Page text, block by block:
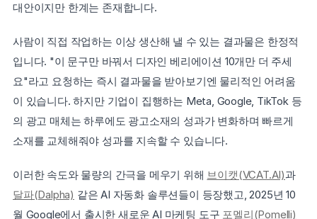
대안이지만 한계는 존재합니다.
사람이 직접 작업하는 이상 생산해 낼 수 있는 결과물은 한정적
입니다. "이 문구만 바꿔서 디자인 베리에이션 10개만 더 주세
요"라고 요청하는 즉시 결과물을 받아보기엔 물리적인 어려움
이 있습니다. 하지만 기업이 집행하는 Meta, Google, TikTok 등
의 광고 매체는 하루에도 광고소재의 성과가 변화하며 빠르게
소재를 교체해줘야 성과를 지속할 수 있습니다.
이러한 속도와 물량의 간극을 메우기 위해 브이캣(VCAT.AI)
과
달파(Dalpha) 같은 AI 자동화 솔루션들이 등장했고, 2025년 10
월 Google에서 출시한 새로운 AI 마케팅 도구 포멜리(Pomelli)